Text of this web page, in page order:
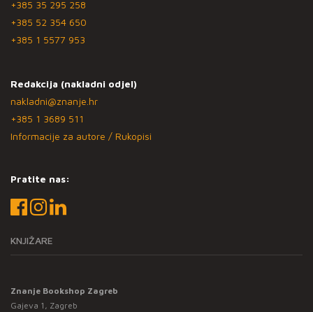
+385 35 295 258
+385 52 354 650
+385 1 5577 953
Redakcija (nakladni odjel)
nakladni@znanje.hr
+385 1 3689 511
Informacije za autore / Rukopisi
Pratite nas:
KNJIŽARE
Znanje Bookshop Zagreb
Gajeva 1, Zagreb